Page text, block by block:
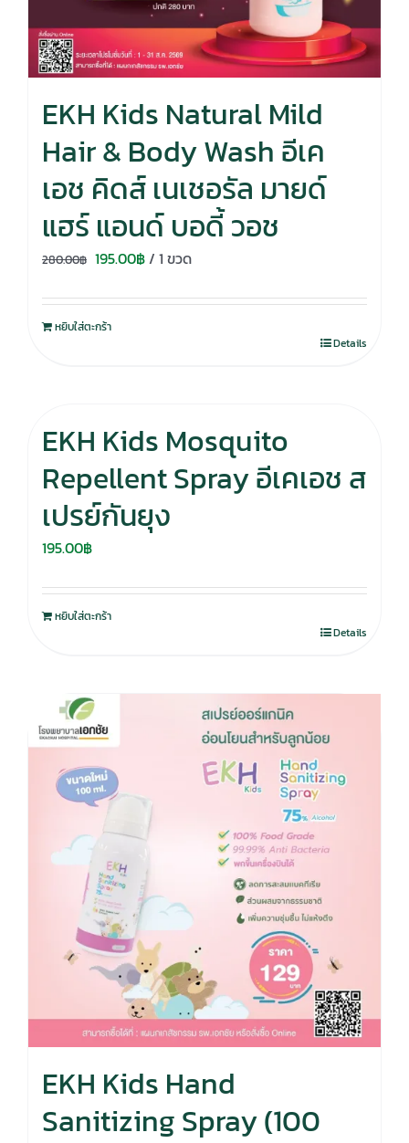
EKH Kids Natural Mild
Hair & Body Wash อีเค
เอช คิดส์ เนเชอรัล มายด์
แฮร์ แอนด์ บอดี้ วอช
280.00฿ Original
was:
280.00฿.
195.00฿Current
is:
/ 1 ขวด
หยิบใส่ตะกร้า
Details
EKH Kids Mosquito
Repellent Spray อีเคเอช ส
เปรย์กันยุง
195.00฿
หยิบใส่ตะกร้า
Details
EKH Kids Hand
Sanitizing Spray (100